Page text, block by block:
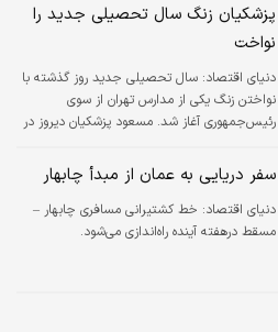
پزشکیان زنگ سال تحصیلی جدید را
نواخت
دنیای اقتصاد: سال تحصیلی جدید روز گذشته با
نواختن زنگ یکی از مدارس تهران از سوی
رئیس‌جمهوری آغاز شد. مسعود پزشکیان دیروز در
دانش‌آموزان حضور یافت و ضمن نواختن زنگ
مدرسه سال تحصیلی جدید، در جمع دانش‌آموزان
این مدرسه سخنرانی کرد.
سفر دریایی به عمان از مبدأ چابهار
دنیای اقتصاد: خط کشتیرانی مسافری چابهار –
مسقط درهفته آینده راه‌اندازی می‌شود.